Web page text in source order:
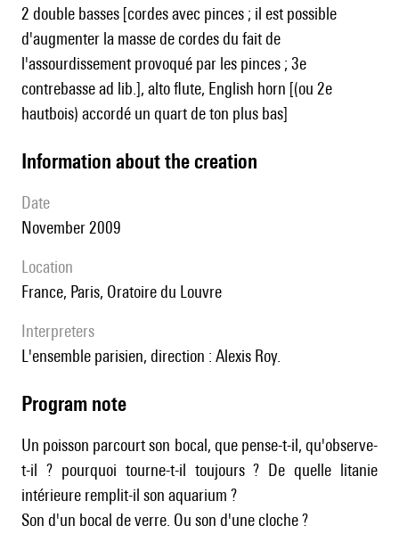
2 double basses [cordes avec pinces ; il est possible
d'augmenter la masse de cordes du fait de
l'assourdissement provoqué par les pinces ; 3e
contrebasse ad lib.], alto flute, English horn [(ou 2e
hautbois) accordé un quart de ton plus bas]
information about the creation
date
November 2009
location
France, Paris, Oratoire du Louvre
interpreters
l'ensemble parisien, direction : Alexis Roy.
Program note
Un poisson parcourt son bocal, que pense-t-il, qu'observe-
t-il ? pourquoi tourne-t-il toujours ? De quelle litanie
intérieure remplit-il son aquarium ?
Son d'un bocal de verre. Ou son d'une cloche ?